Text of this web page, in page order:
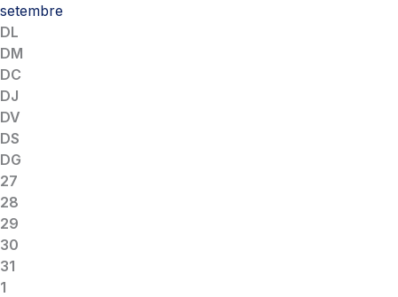
setembre
DL
DM
DC
DJ
DV
DS
DG
27
28
29
30
31
1